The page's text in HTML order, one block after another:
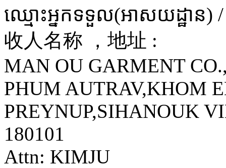
ឈ្មោះអ្នកទទួល(អាសយដ្ឋាន) /
收人名称 ，地址 :
MAN OU GARMENT
PHUM AUTRAV,KHOM
PREYNUP,SIHANOUK
180101
Attn: KIMJU